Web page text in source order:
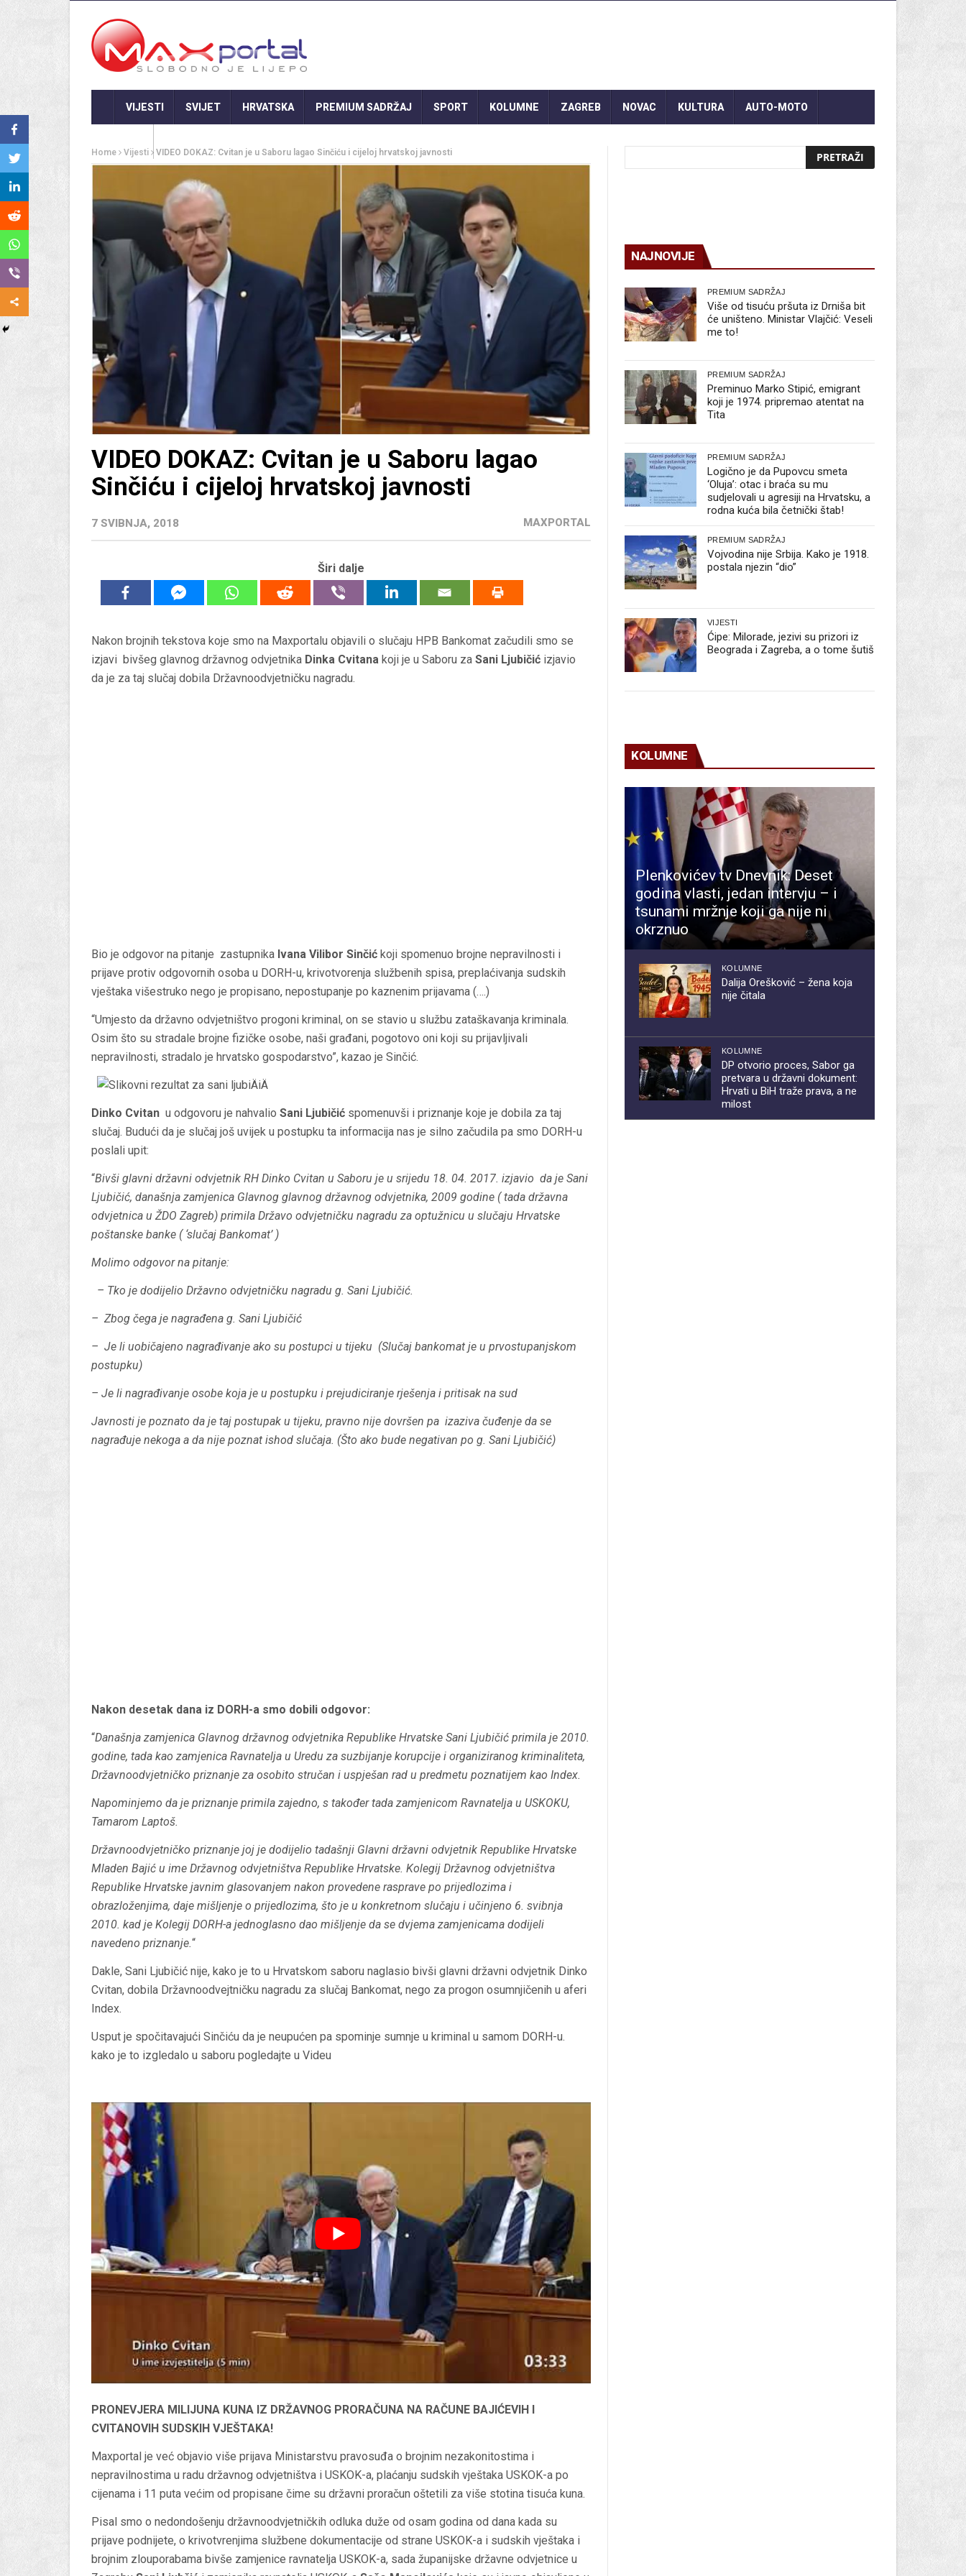
VIJESTI SVIJET HRVATSKA PREMIUM SADRŽAJ SPORT KOLUMNE ZAGREB NOVAC KULTURA AUTO-MOTO
Home Vijesti VIDEO DOKAZ: Cvitan je u Saboru lagao Sinčiću i cijeloj hrvatskoj javnosti
VIDEO DOKAZ: Cvitan je u Saboru lagao
Sinčiću i cijeloj hrvatskoj javnosti
7 SVIBNJA, 2018 MAXPORTAL
Širi dalje
Nakon brojnih tekstova koje smo na Maxportalu objavili o slučaju HPB Bankomat začudili smo se
izjavi bivšeg glavnog državnog odvjetnika Dinka Cvitana koji je u Saboru za Sani Ljubičić izjavio
da je za taj slučaj dobila Državnoodvjetničku nagradu.
Bio je odgovor na pitanje zastupnika Ivana Vilibor Sinčić koji spomenuo brojne nepravilnosti i
prijave protiv odgovornih osoba u DORH-u, krivotvorenja službenih spisa, preplaćivanja sudskih
vještaka višestruko nego je propisano, nepostupanje po kaznenim prijavama (….)
“Umjesto da državno odvjetništvo progoni kriminal, on se stavio u službu zataškavanja kriminala.
Osim što su stradale brojne fizičke osobe, naši građani, pogotovo oni koji su prijavljivali
nepravilnosti, stradalo je hrvatsko gospodarstvo”, kazao je Sinčić.
Dinko Cvitan u odgovoru je nahvalio Sani Ljubičić spomenuvši i priznanje koje je dobila za taj
slučaj. Budući da je slučaj još uvijek u postupku ta informacija nas je silno začudila pa smo DORH-u
poslali upit:
“Bivši glavni državni odvjetnik RH Dinko Cvitan u Saboru je u srijedu 18. 04. 2017. izjavio da je Sani
Ljubičić, današnja zamjenica Glavnog glavnog državnog odvjetnika, 2009 godine ( tada državna
odvjetnica u ŽDO Zagreb) primila Državo odvjetničku nagradu za optužnicu u slučaju Hrvatske
poštanske banke ( ‘slučaj Bankomat’ )
Molimo odgovor na pitanje:
– Tko je dodijelio Državno odvjetničku nagradu g. Sani Ljubičić.
– Zbog čega je nagrađena g. Sani Ljubičić
– Je li uobičajeno nagrađivanje ako su postupci u tijeku (Slučaj bankomat je u prvostupanjskom
postupku)
– Je li nagrađivanje osobe koja je u postupku i prejudiciranje rješenja i pritisak na sud
Javnosti je poznato da je taj postupak u tijeku, pravno nije dovršen pa izaziva čuđenje da se
nagrađuje nekoga a da nije poznat ishod slučaja. (Što ako bude negativan po g. Sani Ljubičić)
Nakon desetak dana iz DORH-a smo dobili odgovor:
“Današnja zamjenica Glavnog državnog odvjetnika Republike Hrvatske Sani Ljubičić primila je 2010.
godine, tada kao zamjenica Ravnatelja u Uredu za suzbijanje korupcije i organiziranog kriminaliteta,
Državnoodvjetničko priznanje za osobito stručan i uspješan rad u predmetu poznatijem kao Index.
Napominjemo da je priznanje primila zajedno, s također tada zamjenicom Ravnatelja u USKOKU,
Tamarom Laptoš.
Državnoodvjetničko priznanje joj je dodijelio tadašnji Glavni državni odvjetnik Republike Hrvatske
Mladen Bajić u ime Državnog odvjetništva Republike Hrvatske. Kolegij Državnog odvjetništva
Republike Hrvatske javnim glasovanjem nakon provedene rasprave po prijedlozima i
obrazloženjima, daje mišljenje o prijedlozima, što je u konkretnom slučaju i učinjeno 6. svibnja
2010. kad je Kolegij DORH-a jednoglasno dao mišljenje da se dvjema zamjenicama dodijeli
navedeno priznanje.“
Dakle, Sani Ljubičić nije, kako je to u Hrvatskom saboru naglasio bivši glavni državni odvjetnik Dinko
Cvitan, dobila Državnoodvejtničku nagradu za slučaj Bankomat, nego za progon osumnjičenih u aferi
Index.
Usput je spočitavajući Sinčiću da je neupućen pa spominje sumnje u kriminal u samom DORH-u.
kako je to izgledalo u saboru pogledajte u Videu
PRONEVJERA MILIJUNA KUNA IZ DRŽAVNOG PRORAČUNA NA RAČUNE BAJIĆEVIH I
CVITANOVIH SUDSKIH VJEŠTAKA!
Maxportal je već objavio više prijava Ministarstvu pravosuđa o brojnim nezakonitostima i
nepravilnostima u radu državnog odvjetništva i USKOK-a, plaćanju sudskih vještaka USKOK-a po
cijenama i 11 puta većim od propisane čime su državni proračun oštetili za više stotina tisuća kuna.
Pisal smo o nedondošenju državnoodvjetničkih odluka duže od osam godina od dana kada su
prijave podnijete, o krivotvrenjima službene dokumentacije od strane USKOK-a i sudskih vještaka i
brojnim zlouporabama bivše zamjenice ravnatelja USKOK-a, sada županijske državne odvjetnice u
NAJNOVIJE
PREMIUM SADRŽAJ
Više od tisuću pršuta iz Drniša bit
će uništeno. Ministar Vlajčić: Veseli
me to!
PREMIUM SADRŽAJ
Preminuo Marko Stipić, emigrant
koji je 1974. pripremao atentat na
Tita
PREMIUM SADRŽAJ
Logično je da Pupovcu smeta
‘Oluja’: otac i braća su mu
sudjelovali u agresiji na Hrvatsku, a
rodna kuća bila četnički štab!
PREMIUM SADRŽAJ
Vojvodina nije Srbija. Kako je 1918.
postala njezin “dio”
VIJESTI
Ćipe: Milorade, jezivi su prizori iz
Beograda i Zagreba, a o tome šutiš
KOLUMNE
Plenkovićev tv Dnevnik: Deset
godina vlasti, jedan intervju – i
tsunami mržnje koji ga nije ni
okrznuo
KOLUMNE
Dalija Orešković – žena koja
nije čitala
KOLUMNE
DP otvorio proces, Sabor ga
pretvara u državni dokument:
Hrvati u BiH traže prava, a ne
milost